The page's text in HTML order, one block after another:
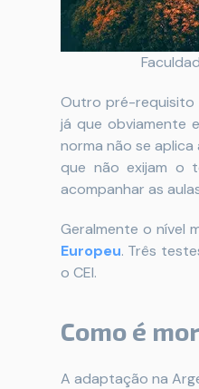
Outro pré-requisito
já que obviamente
norma não se
que não exijam o
acompanhar as
Geralmente o nível
Europeu. Três
o CEI.
Como é
A adaptação na